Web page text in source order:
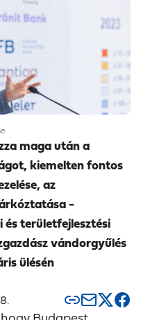
maga után a
kiemelten fontos
az
-
területfejlesztési
vándorgyűlés
ülésén